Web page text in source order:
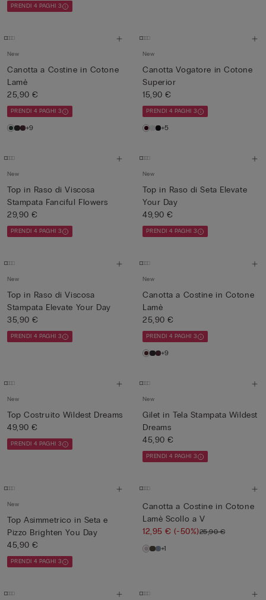
PRENDI 4 PAGHI 3
New
Canotta a Costine in Cotone
Lamè
25,90 €
PRENDI 4 PAGHI 3
+9
New
Canotta Vogatore in Cotone
Superior
15,90 €
PRENDI 4 PAGHI 3
+5
New
Top in Raso di Viscosa
Stampata Fanciful Flowers
29,90 €
PRENDI 4 PAGHI 3
New
Top in Raso di Seta Elevate
Your Day
49,90 €
PRENDI 4 PAGHI 3
New
Top in Raso di Viscosa
Stampata Elevate Your Day
35,90 €
PRENDI 4 PAGHI 3
New
Canotta a Costine in Cotone
Lamè
25,90 €
PRENDI 4 PAGHI 3
+9
New
Top Costruito Wildest Dreams
49,90 €
PRENDI 4 PAGHI 3
New
Gilet in Tela Stampata Wildest
Dreams
45,90 €
PRENDI 4 PAGHI 3
New
Top Asimmetrico in Seta e
Pizzo Brighten You Day
45,90 €
PRENDI 4 PAGHI 3
Canotta a Costine in Cotone
Lamè Scollo a V
12,95 €(-50%)25,90 €
+1